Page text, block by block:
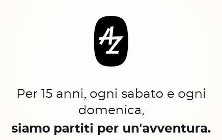
Per 15 anni, ogni sabato e ogni
domenica,
siamo partiti per un'avventura.